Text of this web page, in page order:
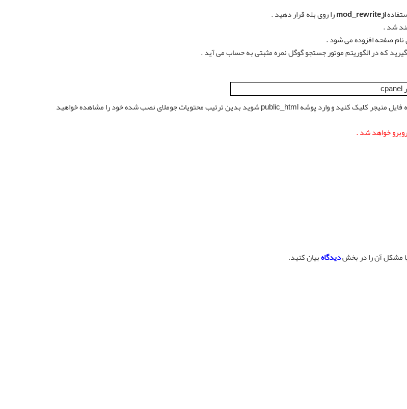
ازmod_rewrite
را روی بله قرار دهید .
شد .
نام صفحه افزوده می شود .
که در الگوریتم موتور جستجو گوگل نمره مثبتی به حساب می آید .
خود شوید و روی گزینه فایل منیجر کلیک کنید و وارد پوشه public_html شوید بدین ترتیب محتویات جوملای نصب شده خود را مشاهده خواهید
خواهد شد .
مشکل آن را در بخشدیدگاهبیان کنید.